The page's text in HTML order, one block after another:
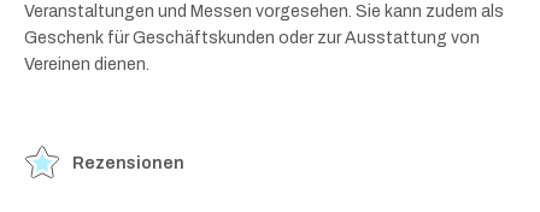
Veranstaltungen und Messen vorgesehen. Sie kann zudem als
Geschenk für Geschäftskunden oder zur Ausstattung von
Vereinen dienen.
Rezensionen